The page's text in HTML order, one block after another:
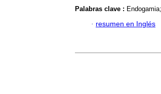
Palabras clave :
· resumen en Inglés